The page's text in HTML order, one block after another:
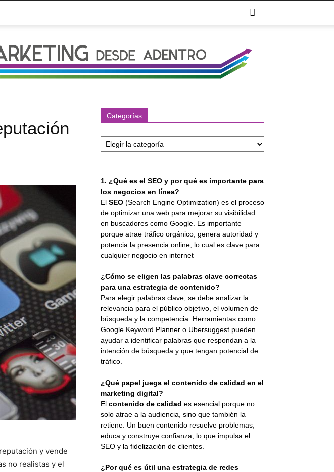
y vende
no realistas y el
Categorías
1. ¿Qué es el SEO y por qué es importante para
los negocios en línea?
El SEO (Search Engine Optimization) es el proceso
de optimizar una web para mejorar su visibilidad
en buscadores como Google. Es importante
porque atrae tráfico orgánico, genera autoridad y
potencia la presencia online, lo cual es clave para
cualquier negocio en internet
¿Cómo se eligen las palabras clave correctas
para una estrategia de contenido?
Para elegir palabras clave, se debe analizar la
relevancia para el público objetivo, el volumen de
búsqueda y la competencia. Herramientas como
Google Keyword Planner o Ubersuggest pueden
ayudar a identificar palabras que respondan a la
intención de búsqueda y que tengan potencial de
tráfico.
¿Qué papel juega el contenido de calidad en el
marketing digital?
El contenido de calidad es esencial porque no
solo atrae a la audiencia, sino que también la
retiene. Un buen contenido resuelve problemas,
educa y construye confianza, lo que impulsa el
SEO y la fidelización de clientes.
¿Por qué es útil una estrategia de redes